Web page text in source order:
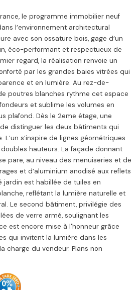
le programme immobilier neuf
l’environnement architectural
avec son ossature bois, gage d’un
éco-performant et respectueux de
regard, la réalisation renvoie un
par les grandes baies vitrées qui
et en lumière. Au rez-de-
poutres blanches rythme cet espace
et sublime les volumes en
plafond. Dès le 2eme étage, une
distinguer les deux bâtiments qui
s’inspire de lignes géométriques
hauteurs. La façade donnant
pare, au niveau des menuiseries et de
et d’aluminium anodisé aux reflets
jardin est habillée de tuiles en
reflétant la lumière naturelle et
Le second bâtiment, privilégie des
de verre armé, soulignant les
est encore mise à l'honneur grâce
qui invitent la lumière dans les
charge du vendeur. Plans non